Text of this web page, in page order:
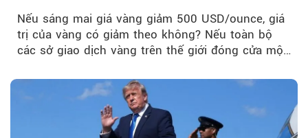
Nếu sáng mai giá vàng giảm 500 USD/ounce, giá
trị của vàng có giảm theo không? Nếu toàn bộ
các sở giao dịch vàng trên thế giới đóng cửa một